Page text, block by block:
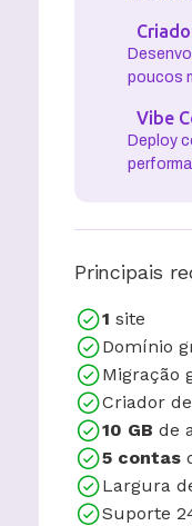
poucos
Vibe
Deploy
Principais
1 site
Domínio
Migração
Criador
10 GB de
5 contas
Largura
Suporte